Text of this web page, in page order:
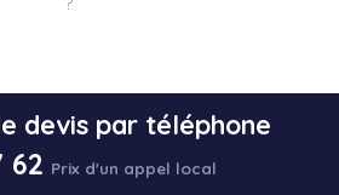
devis par téléphone
62 Prix d'un appel local